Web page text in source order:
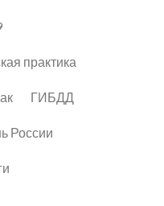
практика
ГИБДД
России